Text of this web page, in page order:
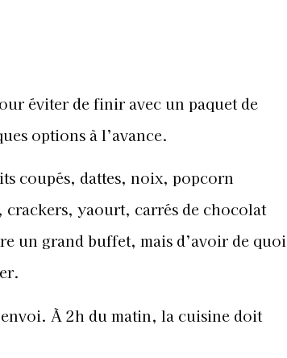
éviter de finir avec un paquet de
options à l’avance.
coupés, dattes, noix, popcorn
yaourt, carrés de chocolat
un grand buffet, mais d’avoir de quoi
À 2h du matin, la cuisine doit